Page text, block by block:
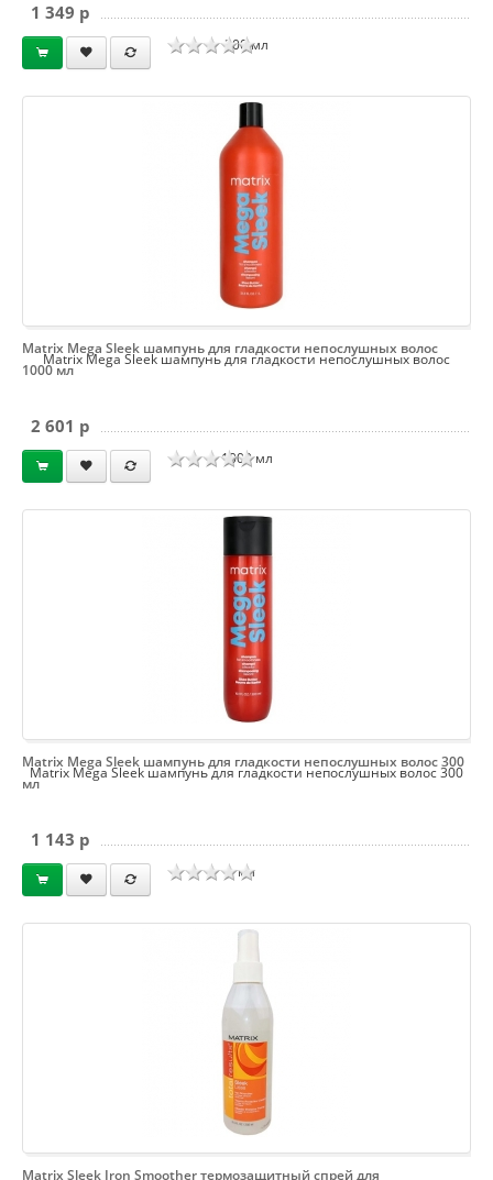
300 мл
1 349 p
Matrix Mega Sleek шампунь для гладкости непослушных волос
1000 мл
Matrix Mega Sleek шампунь для гладкости непослушных волос
1000 мл
2 601 p
Matrix Mega Sleek шампунь для гладкости непослушных волос 300
мл
Matrix Mega Sleek шампунь для гладкости непослушных волос 300
мл
1 143 p
Matrix Sleek Iron Smoother термозащитный спрей для